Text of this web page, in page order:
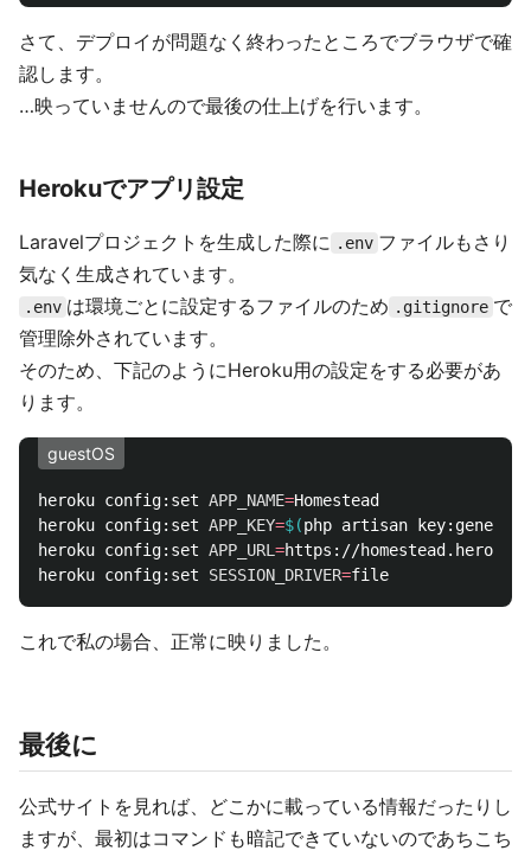
さて、デプロイが問題なく終わったところでブラウザで確
認します。
…映っていませんので最後の仕上げを行います。
Herokuでアプリ設定
Laravelプロジェクトを生成した際に .env ファイルもさり
気なく生成されています。
.env は環境ごとに設定するファイルのため .gitignore で
管理除外されています。
そのため、下記のようにHeroku用の設定をする必要があ
ります。
guestOS
heroku config:set APP_NAME=Homestead
heroku config:set APP_KEY=$(php artisan
heroku config:set APP_URL =https://
heroku config:set SESSION_DRIVER=
これで私の場合、正常に映りました。
最後に
公式サイトを見れば、どこかに載っている情報だったりし
ますが、最初はコマンドも暗記できていないのであちこち